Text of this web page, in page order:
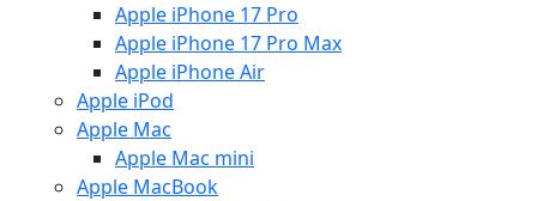
Apple iPhone 17 Pro
Apple iPhone 17 Pro Max
Apple iPhone Air
Apple iPod
Apple Mac
Apple Mac mini
Apple MacBook